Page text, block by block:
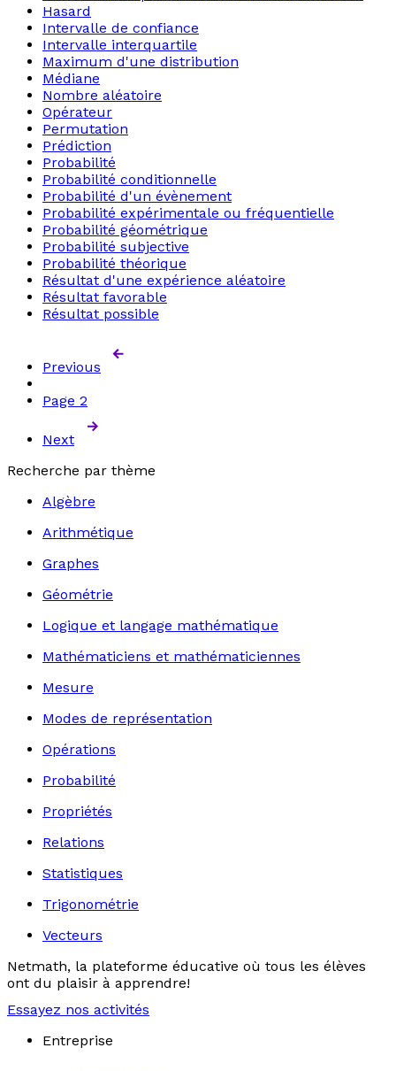
Hasard
Intervalle de confiance
Intervalle interquartile
Maximum d'une distribution
Médiane
Nombre aléatoire
Opérateur
Permutation
Prédiction
Probabilité
Probabilité conditionnelle
Probabilité d'un évènement
Probabilité expérimentale ou fréquentielle
Probabilité géométrique
Probabilité subjective
Probabilité théorique
Résultat d'une expérience aléatoire
Résultat favorable
Résultat possible
Previous
Page 2
Next
Recherche par thème
Algèbre
Arithmétique
Graphes
Géométrie
Logique et langage mathématique
Mathématiciens et mathématiciennes
Mesure
Modes de représentation
Opérations
Probabilité
Propriétés
Relations
Statistiques
Trigonométrie
Vecteurs
Netmath, la plateforme éducative où tous les élèves
ont du plaisir à apprendre!
Essayez nos activités
Entreprise